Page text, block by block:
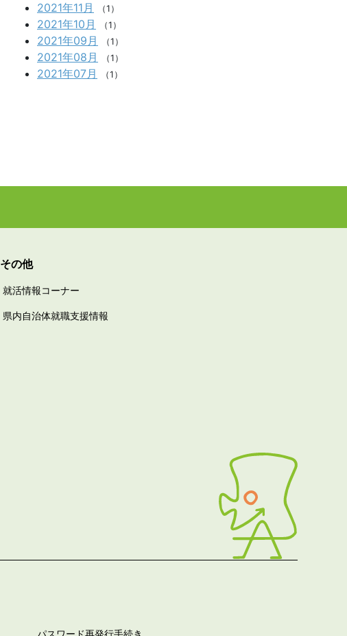
2021年11月 （1）
2021年10月 （1）
2021年09月 （1）
2021年08月 （1）
2021年07月 （1）
その他
就活情報コーナー
県内自治体就職支援情報
パスワード再発行手続き